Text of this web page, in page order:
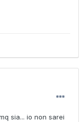
sia... io non sarei